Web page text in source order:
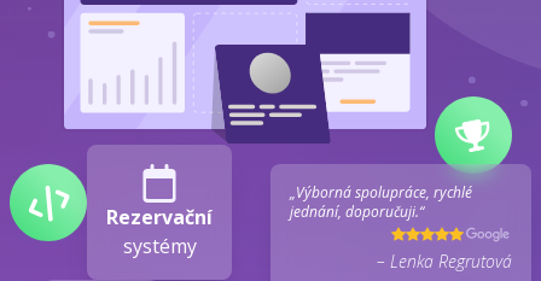
Rezervační
systémy
„Výborná spolupráce, rychlé
jednání, doporučuji.“
– Lenka Regrutová